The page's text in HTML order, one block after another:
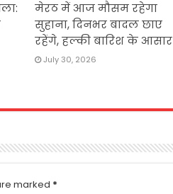
मेरठ में आज मौसम रहेगा
सुहाना, दिनभर बादल छाए
रहेंगे, हल्की बारिश के आसार
July 30, 2026
marked *